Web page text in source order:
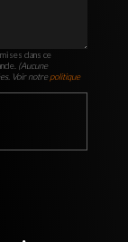
dans ce
(Aucune
Voir notrepolitique